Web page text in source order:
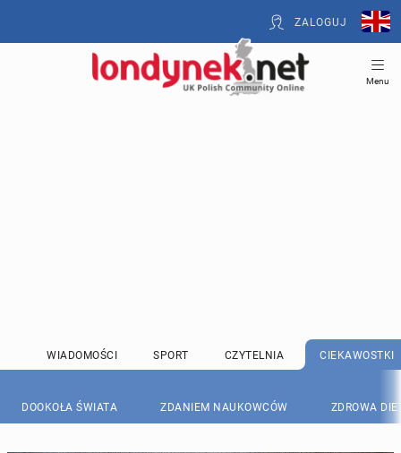
ZALOGUJ
Menu
WIADOMOŚCI SPORT CZYTELNIA CIEKAWOSTKI
DOOKOŁA ŚWIATA ZDANIEM NAUKOWCÓW ZDROWA